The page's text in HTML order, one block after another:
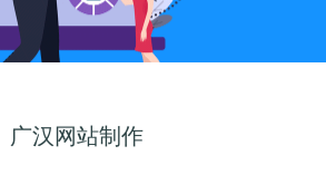
物联网开发
略
广汉网站制作